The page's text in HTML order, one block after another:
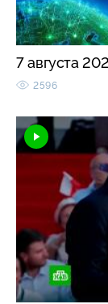
7 августа
2596